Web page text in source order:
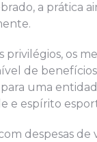
a prática
privilégios, os
de
uma
e espírito
despesas de